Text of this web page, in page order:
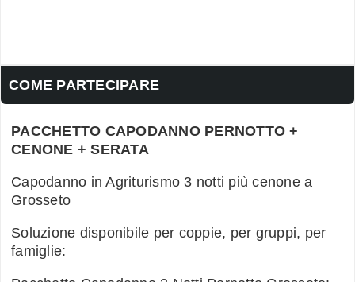
COME PARTECIPARE
PACCHETTO CAPODANNO PERNOTTO +
CENONE + SERATA
Capodanno in Agriturismo 3 notti più cenone a
Grosseto
Soluzione disponibile per coppie, per gruppi, per
famiglie: